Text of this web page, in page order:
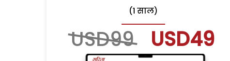
(1 साल)
USD99 USD49